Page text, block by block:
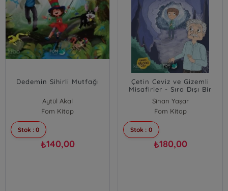
Dedemin Sihirli Mutfağı
Aytül Akal
Fom Kitap
Stok : 0
₺140,00
Çetin Ceviz ve Gizemli
Misafirler - Sıra Dışı Bir
Sinan Yaşar
Fom Kitap
Stok : 0
₺180,00